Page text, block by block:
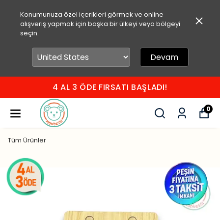
Konumunuza özel içerikleri görmek ve online
alışveriş yapmak için başka bir ülkeyi veya bölgeyi
seçin.
Devam
750 TL ÜZERİ ÜCRETSİZ
0
Tüm Ürünler